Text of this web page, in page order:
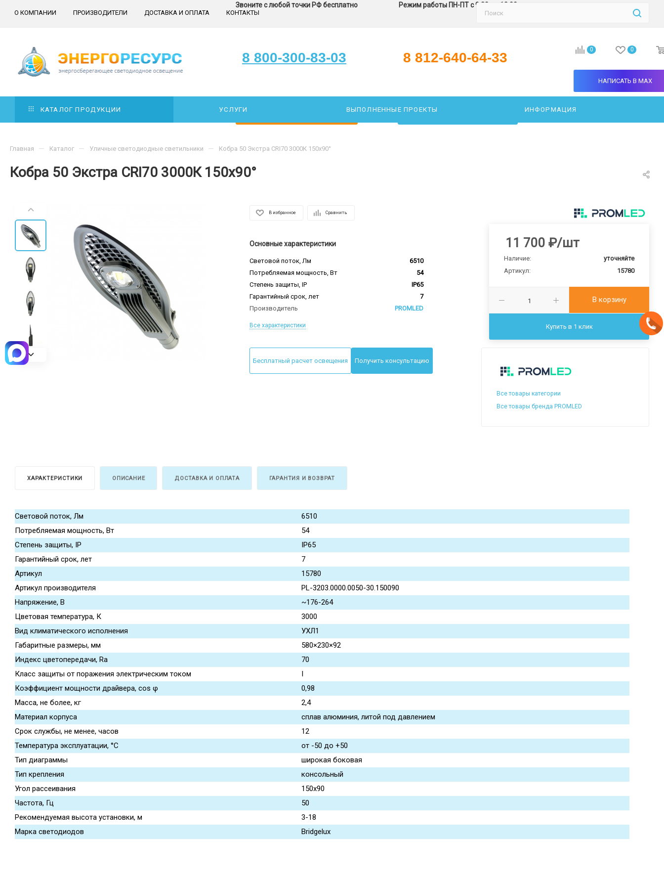
О КОМПАНИИ ПРОИЗВОДИТЕЛИ ДОСТАВКА И ОПЛАТА КОНТАКТЫ
Звоните с любой точки РФ бесплатно
8 800-300-83-03
Режим работы ПН-ПТ с 9:30 до 18:00
8 812-640-64-33
0 0
НАПИСАТЬ В MAX
КАТАЛОГ ПРОДУКЦИИ УСЛУГИ ВЫПОЛНЕННЫЕ ПРОЕКТЫ ИНФОРМАЦИЯ
Кобра 50 Экстра CRI70 3000К 150х90°
Главная — Каталог — Уличные светодиодные светильники — Кобра 50 Экстра CRI70 3000К 150х90°
В избранное Сравнить
Основные характеристики
Световой поток, Лм
6510
Потребляемая мощность, Вт
54
Степень защиты, IP
IP65
Гарантийный срок, лет
7
Производитель
PROMLED
Все характеристики
11 700 ₽/шт
Наличие:
уточняйте
Артикул:
15780
В корзину
Купить в 1 клик
Бесплатный расчет освещения Получить консультацию
Все товары категории
Все товары бренда PROMLED
ХАРАКТЕРИСТИКИ ОПИСАНИЕ ДОСТАВКА И ОПЛАТА ГАРАНТИЯ И ВОЗВРАТ
Световой поток, Лм
6510
Потребляемая мощность, Вт
54
Степень защиты, IP
IP65
Гарантийный срок, лет
7
Артикул
15780
Артикул производителя
PL-3203.0000.0050-30.150090
Напряжение, В
~176-264
Цветовая температура, К
3000
Вид климатического исполнения
УХЛ1
Габаритные размеры, мм
580×230×92
Индекс цветопередачи, Ra
70
Класс защиты от поражения электрическим током
I
Коэффициент мощности драйвера, cos φ
0,98
Масса, не более, кг
2,4
Материал корпуса
сплав алюминия, литой под давлением
Срок службы, не менее, часов
12
Температура эксплуатации, °С
от -50 до +50
Тип диаграммы
широкая боковая
Тип крепления
консольный
Угол рассеивания
150x90
Частота, Гц
50
Рекомендуемая высота установки, м
3-18
Марка светодиодов
Bridgelux